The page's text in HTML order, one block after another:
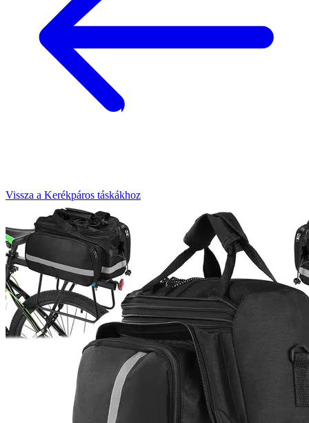
Vissza a Kerékpáros táskákhoz